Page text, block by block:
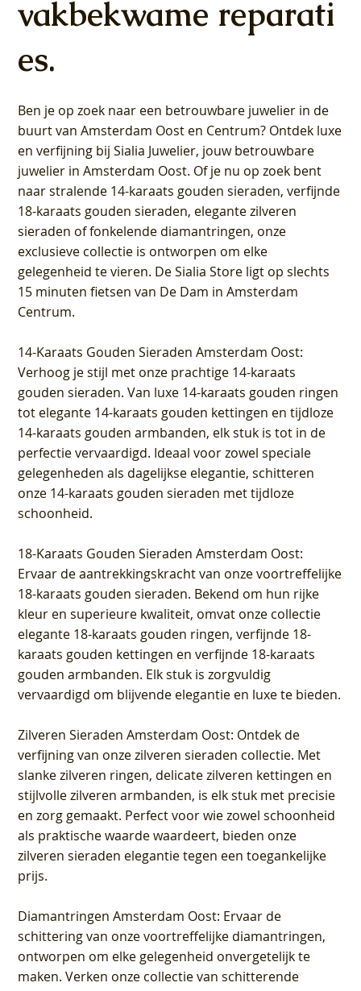
vakbekwame reparati
es.
Ben je op zoek naar een betrouwbare juwelier in de
buurt van Amsterdam Oost en Centrum? Ontdek luxe
en verfijning bij Sialia Juwelier, jouw betrouwbare
juwelier in Amsterdam Oost. Of je nu op zoek bent
naar stralende 14-karaats gouden sieraden, verfijnde
18-karaats gouden sieraden, elegante zilveren
sieraden of fonkelende diamantringen, onze
exclusieve collectie is ontworpen om elke
gelegenheid te vieren. De Sialia Store ligt op slechts
15 minuten fietsen van De Dam in Amsterdam
Centrum.
14-Karaats Gouden Sieraden Amsterdam Oost:
Verhoog je stijl met onze prachtige 14-karaats
gouden sieraden. Van luxe 14-karaats gouden ringen
tot elegante 14-karaats gouden kettingen en tijdloze
14-karaats gouden armbanden, elk stuk is tot in de
perfectie vervaardigd. Ideaal voor zowel speciale
gelegenheden als dagelijkse elegantie, schitteren
onze 14-karaats gouden sieraden met tijdloze
schoonheid.
18-Karaats Gouden Sieraden Amsterdam Oost:
Ervaar de aantrekkingskracht van onze voortreffelijke
18-karaats gouden sieraden. Bekend om hun rijke
kleur en superieure kwaliteit, omvat onze collectie
elegante 18-karaats gouden ringen, verfijnde 18-
karaats gouden kettingen en verfijnde 18-karaats
gouden armbanden. Elk stuk is zorgvuldig
vervaardigd om blijvende elegantie en luxe te bieden.
Zilveren Sieraden Amsterdam Oost: Ontdek de
verfijning van onze zilveren sieraden collectie. Met
slanke zilveren ringen, delicate zilveren kettingen en
stijlvolle zilveren armbanden, is elk stuk met precisie
en zorg gemaakt. Perfect voor wie zowel schoonheid
als praktische waarde waardeert, bieden onze
zilveren sieraden elegantie tegen een toegankelijke
prijs.
Diamantringen Amsterdam Oost: Ervaar de
schittering van onze voortreffelijke diamantringen,
ontworpen om elke gelegenheid onvergetelijk te
maken. Verken onze collectie van schitterende